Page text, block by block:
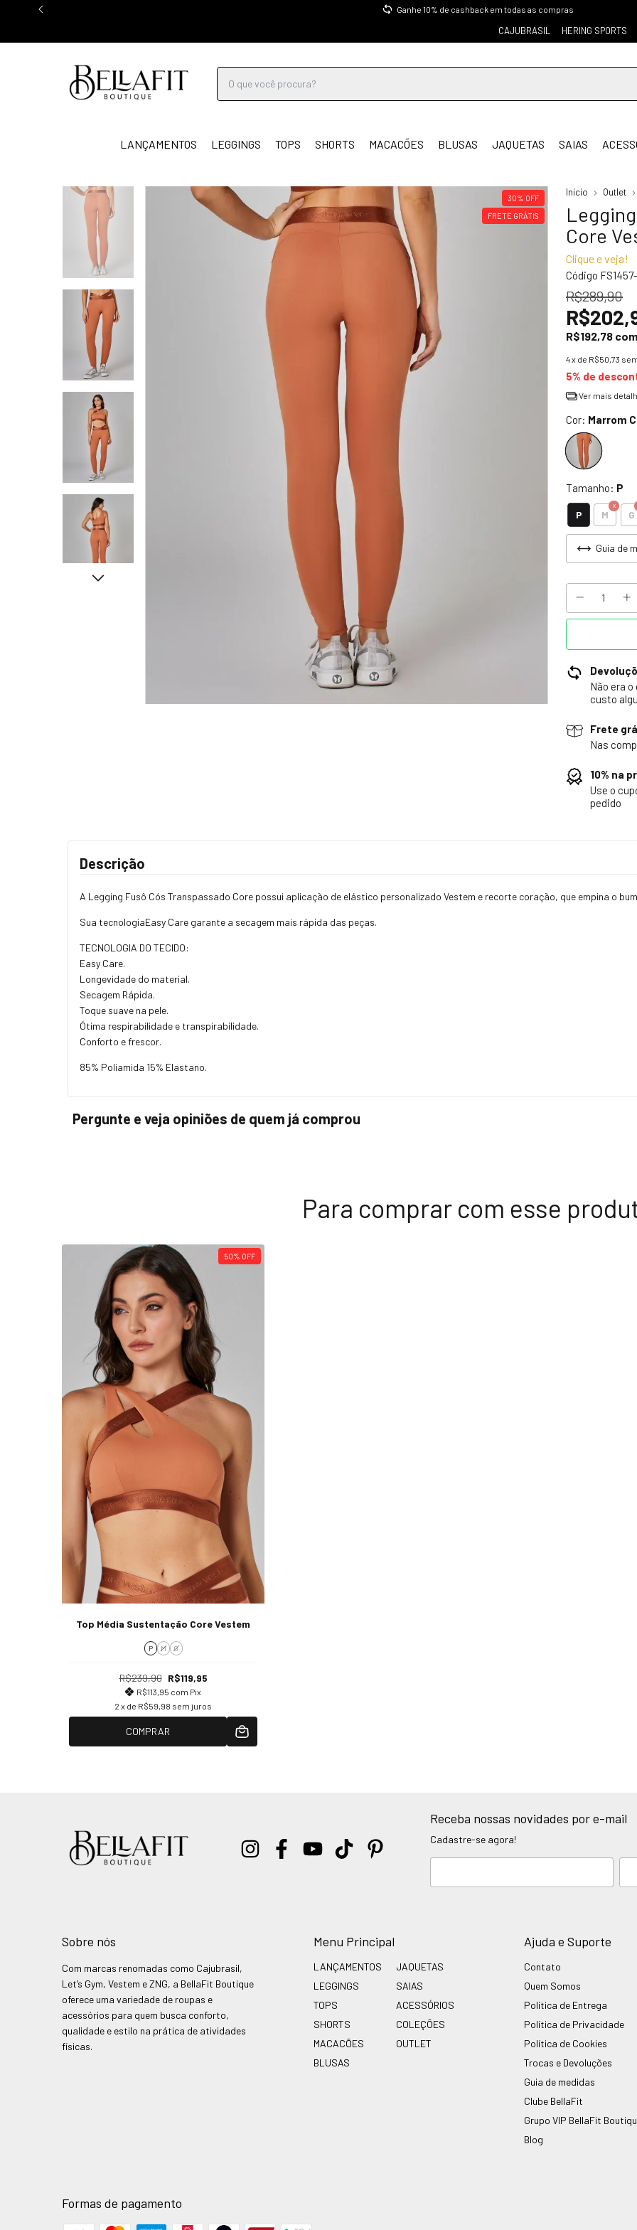
Ganhe 10% de cashback em todas as compras
CAJUBRASIL HERING SPORTS
LANÇAMENTOS LEGGINGS TOPS SHORTS MACACÕES BLUSAS JAQUETAS SAIAS
30% OFF
FRETE GRÁTIS
Início Outlet
Core
Clique e veja!
Código
R$289,90
R$192,78 com
4x de R$50,73
5% de
Ver mais
Cor: Marrom
Tamanho: P
P M G
Guia de
Não era
custo
Frete
Nas
10% na
Use o
pedido
Descrição
A Legging Fusô Cós Transpassado Core possui aplicação de elástico personalizado Vestem e recorte coração, que empina o
Sua tecnologiaEasy Care garante a secagem mais rápida das peças.
TECNOLOGIA DO TECIDO:
Easy Care.
Longevidade do material.
Secagem Rápida.
Toque suave na pele.
Ótima respirabilidade e transpirabilidade.
Conforto e frescor.
85% Poliamida 15% Elastano.
Pergunte e veja opiniões de quem já comprou
Para comprar com esse
50% OFF
Top Média Sustentação Core Vestem
P M G
R$239,90 R$119,95
R$113,95 com Pix
2 x de R$59,98 sem juros
COMPRAR
Receba nossas novidades por e-mail
Cadastre-se agora!
Sobre nós
Com marcas renomadas como Cajubrasil,
Let’s Gym, Vestem e ZNG, a BellaFit Boutique
oferece uma variedade de roupas e
acessórios para quem busca conforto,
qualidade e estilo na prática de atividades
físicas.
Menu Principal
LANÇAMENTOS
LEGGINGS
TOPS
SHORTS
MACACÕES
BLUSAS
JAQUETAS
SAIAS
ACESSÓRIOS
COLEÇÕES
OUTLET
Ajuda e Suporte
Contato
Quem Somos
Política de Entrega
Política de Privacidade
Política de Cookies
Trocas e Devoluções
Guia de medidas
Clube BellaFit
Grupo VIP BellaFit
Blog
Formas de pagamento